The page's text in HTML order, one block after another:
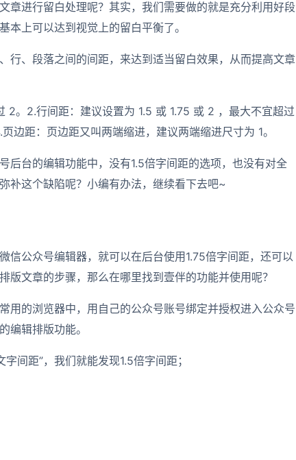
章进行留白处理呢？其实，我们需要做的就是充分利用好段
本上可以达到视觉上的留白平衡了。
行、段落之间的间距，来达到适当留白效果，从而提高文章
2。2.行间距：建议设置为 1.5 或 1.75 或 2 ，最大不宜超过
边距：页边距又叫两端缩进，建议两端缩进尺寸为 1。
后台的编辑功能中，没有1.5倍字间距的选项，也没有对全
补这个缺陷呢？小编有办法，继续看下去吧~
信公众号编辑器，就可以在后台使用1.75倍字间距，还可以
文章的步骤，那么在哪里找到壹伴的功能并使用呢？
用的浏览器中，用自己的公众号账号绑定并授权进入公众号
编辑排版功能。
间距”，我们就能发现1.5倍字间距；